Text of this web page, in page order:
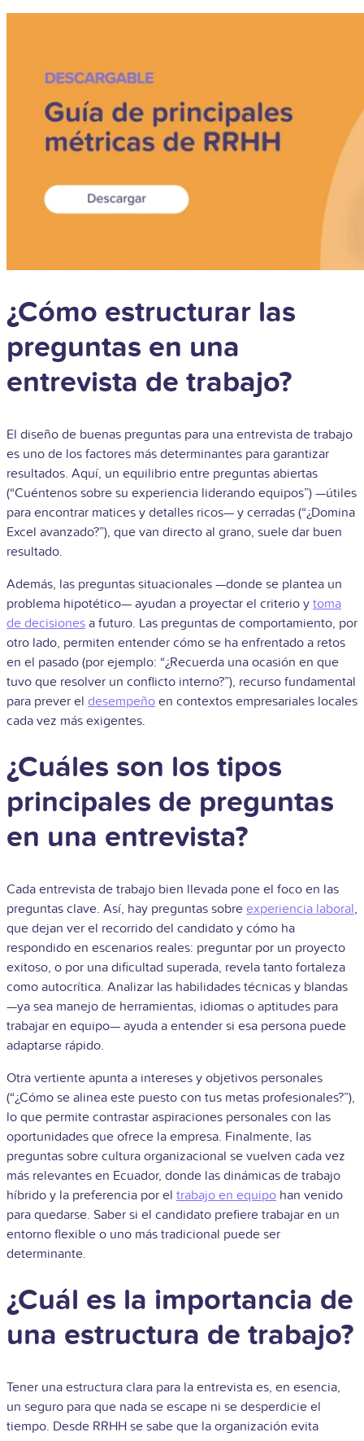
¿Cómo estructurar las
preguntas en una
entrevista de trabajo?
El diseño de buenas preguntas para una entrevista de trabajo
es uno de los factores más determinantes para garantizar
resultados. Aquí, un equilibrio entre preguntas abiertas
(“Cuéntenos sobre su experiencia liderando equipos”) —útiles
para encontrar matices y detalles ricos— y cerradas (“¿Domina
Excel avanzado?”), que van directo al grano, suele dar buen
resultado.
Además, las preguntas situacionales —donde se plantea un
problema hipotético— ayudan a proyectar el criterio y toma
de decisiones a futuro. Las preguntas de comportamiento, por
otro lado, permiten entender cómo se ha enfrentado a retos
en el pasado (por ejemplo: “¿Recuerda una ocasión en que
tuvo que resolver un conflicto interno?”), recurso fundamental
para prever el desempeño en contextos empresariales locales
cada vez más exigentes.
¿Cuáles son los tipos
principales de preguntas
en una entrevista?
Cada entrevista de trabajo bien llevada pone el foco en las
preguntas clave. Así, hay preguntas sobre experiencia laboral,
que dejan ver el recorrido del candidato y cómo ha
respondido en escenarios reales: preguntar por un proyecto
exitoso, o por una dificultad superada, revela tanto fortaleza
como autocrítica. Analizar las habilidades técnicas y blandas
—ya sea manejo de herramientas, idiomas o aptitudes para
trabajar en equipo— ayuda a entender si esa persona puede
adaptarse rápido.
Otra vertiente apunta a intereses y objetivos personales
(“¿Cómo se alinea este puesto con tus metas profesionales?”),
lo que permite contrastar aspiraciones personales con las
oportunidades que ofrece la empresa. Finalmente, las
preguntas sobre cultura organizacional se vuelven cada vez
más relevantes en Ecuador, donde las dinámicas de trabajo
híbrido y la preferencia por el trabajo en equipo han venido
para quedarse. Saber si el candidato prefiere trabajar en un
entorno flexible o uno más tradicional puede ser
determinante.
¿Cuál es la importancia de
una estructura de trabajo?
Tener una estructura clara para la entrevista es, en esencia,
un seguro para que nada se escape ni se desperdicie el
tiempo. Desde RRHH se sabe que la organización evita